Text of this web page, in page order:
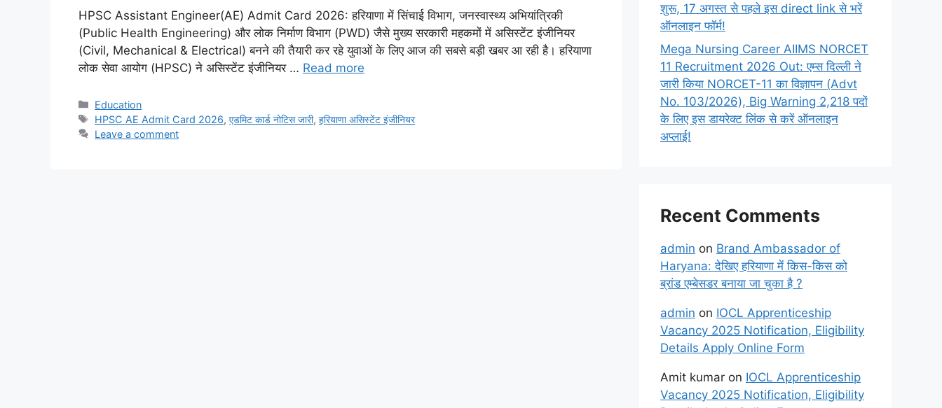
HPSC Assistant Engineer(AE) Admit Card 2026: हरियाणा में सिंचाई विभाग, जनस्वास्थ्य अभियांत्रिकी
(Public Health Engineering) और लोक निर्माण विभाग (PWD) जैसे मुख्य सरकारी महकमों में असिस्टेंट इंजीनियर
(Civil, Mechanical & Electrical) बनने की तैयारी कर रहे युवाओं के लिए आज की सबसे बड़ी खबर आ रही है। हरियाणा
लोक सेवा आयोग (HPSC) ने असिस्टेंट इंजीनियर … Read more
Categories
Education
Tags
HPSC AE Admit Card 2026,एडमिट कार्ड नोटिस जारी,हरियाणा असिस्टेंट इंजीनियर
Leave a comment
शुरू, 17 अगस्त से पहले इस direct link से भरें
ऑनलाइन फॉर्म!
Mega Nursing Career AIIMS NORCET
11 Recruitment 2026 Out: एम्स दिल्ली ने
जारी किया NORCET-11 का विज्ञापन (Advt
No. 103/2026), Big Warning 2,218 पदों
के लिए इस डायरेक्ट लिंक से करें ऑनलाइन
अप्लाई!
Recent Comments
admin on Brand Ambassador of
Haryana: देखिए हरियाणा में किस-किस को
ब्रांड एम्बेसडर बनाया जा चुका है ?
admin on IOCL Apprenticeship
Vacancy 2025 Notification, Eligibility
Details Apply Online Form
Amit kumar on IOCL Apprenticeship
Vacancy 2025 Notification, Eligibility